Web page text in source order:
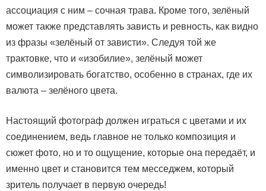
ассоциация с ним – сочная трава. Кроме того, зелёный
может также представлять зависть и ревность, как видно
из фразы «зелёный от зависти». Следуя той же
трактовке, что и «изобилие», зелёный может
символизировать богатство, особенно в странах, где их
валюта – зелёного цвета.
Настоящий фотограф должен играться с цветами и их
соединением, ведь главное не только композиция и
сюжет фото, но и то ощущение, которые она передаёт, и
именно цвет и становится тем месседжем, который
зритель получает в первую очередь!